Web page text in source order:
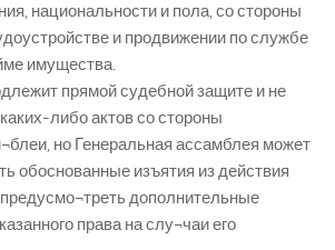
национальности и пола, со стороны
и продвижении по службе
имущества.
прямой судебной защите и не
либо актов со стороны
но Генеральная ассамблея может
обоснованные изъятия из действия
предусмо¬треть дополнительные
права на слу¬чаи его